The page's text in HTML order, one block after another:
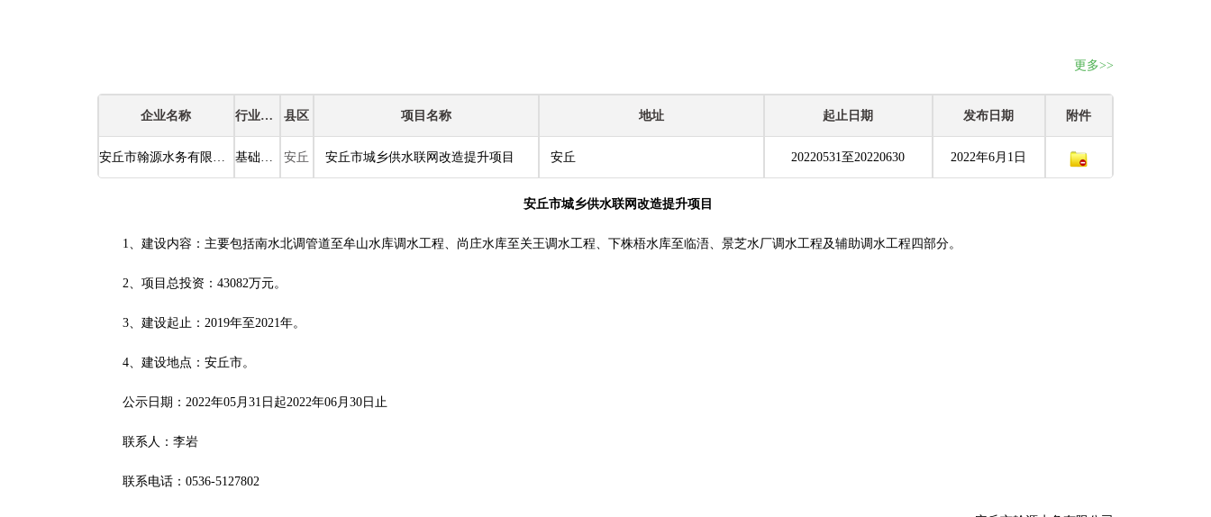
更多>>
企业名称 行业类别 县区 项目名称 地址 起止日期 发布日期 附件
安丘市翰源水务有限公司 基础设施建设 安丘 安丘市城乡供水联网改造提升项目 安丘 20220531至20220630 2022年6月1日
安丘市城乡供水联网改造提升项目
1、建设内容：主要包括南水北调管道至牟山水库调水工程、尚庄水库至关王调水工程、下株梧水库至临浯、景芝水厂调水工程及辅助调水工程四部分。
2、项目总投资：43082万元。
3、建设起止：2019年至2021年。
4、建设地点：安丘市。
公示日期：2022年05月31日起2022年06月30日止
联系人：李岩
联系电话：0536-5127802